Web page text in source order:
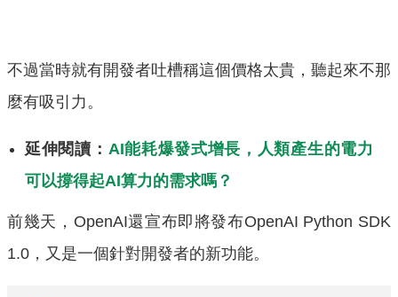
不過當時就有開發者吐槽稱這個價格太貴，聽起來不那
麼有吸引力。
延伸閱讀： AI能耗爆發式增長，人類產生的電力
可以撐得起AI算力的需求嗎？
前幾天，OpenAI還宣布即將發布OpenAI Python SDK
1.0，又是一個針對開發者的新功能。